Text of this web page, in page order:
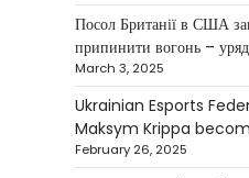
США
керувати
Міністр
Сполучені
управління…
Посол Британії в США
припинити вогонь – уряд
March 3, 2025
Ukrainian Esports
Maksym Krippa
February 26, 2025